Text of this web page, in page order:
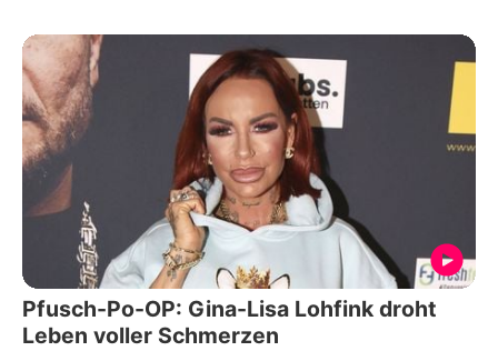
Pfusch-Po-OP: Gina-Lisa Lohfink droht
Leben voller Schmerzen